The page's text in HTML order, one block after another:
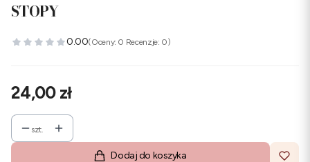
STOPY
0.00(Oceny: 0 Recenzje: 0)
Cena
24,00 zł
szt.
Dodaj do koszyka